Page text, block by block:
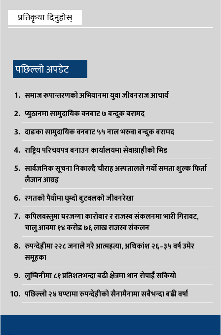
प्रतिकृया दिनुहोस्
पछिल्लो अपडेट
समाज रूपान्तरणको अभियानमा युवा जीवनराज आचार्य
प्युठानमा सामुदायिक वनबाट ७ बन्दुक बरामद
दाङका सामुदायिक वनबाट ५५ नाल भरुवा बन्दुक बरामद
राष्ट्रिय परिचयपत्र बनाउन कार्यालयमा सेवाग्राहीको भिड
सार्वजनिक सूचना निकाल्दै चौराह अस्पतालले गर्यो समता शुल्क फिर्ता
लैजान आग्रह
रगतको पैयाँमा घुम्दो बुटवलको जीवनरेखा
कपिलवस्तुमा घरजग्गा कारोबार र राजस्व संकलनमा भारी गिरावट,
चालु आवमा १४ करोड ७६ लाख राजस्व संकलन
रुपन्देहीमा २२८ जनाले गरे आत्महत्या, अधिकांश २६–३५ वर्ष उमेर
समूहका
लुम्बिनीमा ८१ प्रतिशतभन्दा बढी क्षेत्रमा धान रोपाइँ सकियो
पछिल्लो २४ घण्टामा रुपन्देहीको सैनामैनामा सबैभन्दा बढी वर्षा